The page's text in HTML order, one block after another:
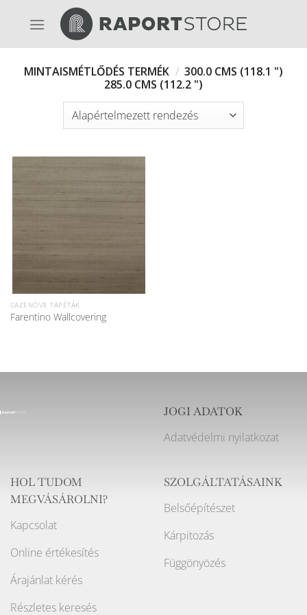
MINTAISMÉTLŐDÉS TERMÉK / 300.0 CMS (118.1 ")
285.0 CMS (112.2 ")
CAZENOVE TAPÉTÁK
Farentino Wallcovering
JOGI ADATOK
Adatvédelmi nyilatkozat
HOL TUDOM
MEGVÁSÁROLNI?
Kapcsolat
Online értékesítés
Árajánlat kérés
Részletes keresés
SZOLGÁLTATÁSAINK
Belsőépítészet
Kárpitozás
Függönyözés